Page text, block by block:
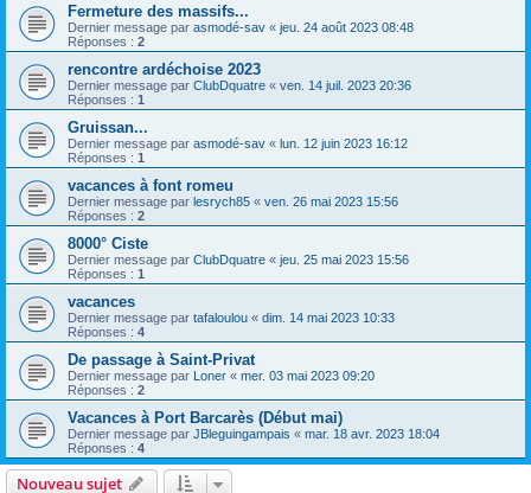
Fermeture des massifs...
Dernier message par asmodé-sav « jeu. 24 août 2023 08:48
Réponses : 2
rencontre ardéchoise 2023
Dernier message par ClubDquatre « ven. 14 juil. 2023 20:36
Réponses : 1
Gruissan...
Dernier message par asmodé-sav « lun. 12 juin 2023 16:12
Réponses : 1
vacances à font romeu
Dernier message par lesrych85 « ven. 26 mai 2023 15:56
Réponses : 2
8000° Ciste
Dernier message par ClubDquatre « jeu. 25 mai 2023 15:56
Réponses : 1
vacances
Dernier message par tafaloulou « dim. 14 mai 2023 10:33
Réponses : 4
De passage à Saint-Privat
Dernier message par Loner « mer. 03 mai 2023 09:20
Réponses : 2
Vacances à Port Barcarès (Début mai)
Dernier message par JBleguingampais « mar. 18 avr. 2023 18:04
Réponses : 4
Nouveau sujet